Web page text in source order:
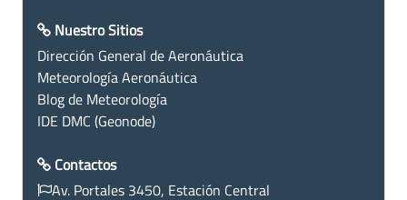
Nuestro Sitios
Dirección General de Aeronáutica
Meteorología Aeronáutica
Blog de Meteorología
IDE DMC (Geonode)
Contactos
Av. Portales 3450, Estación Central